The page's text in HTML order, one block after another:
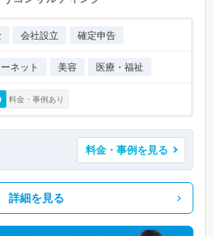
会社設立 確定申告
ネット 美容 医療・福祉
料金・事例あり
料金・事例を見る
詳細を見る